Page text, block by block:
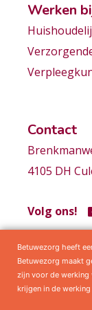
Werken
Contact
4105 DH
Volg ons!
Samenwerkingen
Betuwezorg heeft
Betuwezorg maakt
zijn voor de werking
krijgen in de